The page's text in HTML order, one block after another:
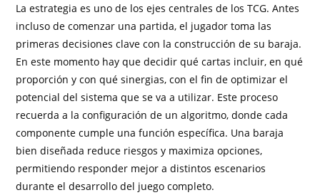
La estrategia es uno de los ejes centrales de los TCG. Antes
incluso de comenzar una partida, el jugador toma las
primeras decisiones clave con la construcción de su baraja.
En este momento hay que decidir qué cartas incluir, en qué
proporción y con qué sinergias, con el fin de optimizar el
potencial del sistema que se va a utilizar. Este proceso
recuerda a la configuración de un algoritmo, donde cada
componente cumple una función específica. Una baraja
bien diseñada reduce riesgos y maximiza opciones,
permitiendo responder mejor a distintos escenarios
durante el desarrollo del juego completo.